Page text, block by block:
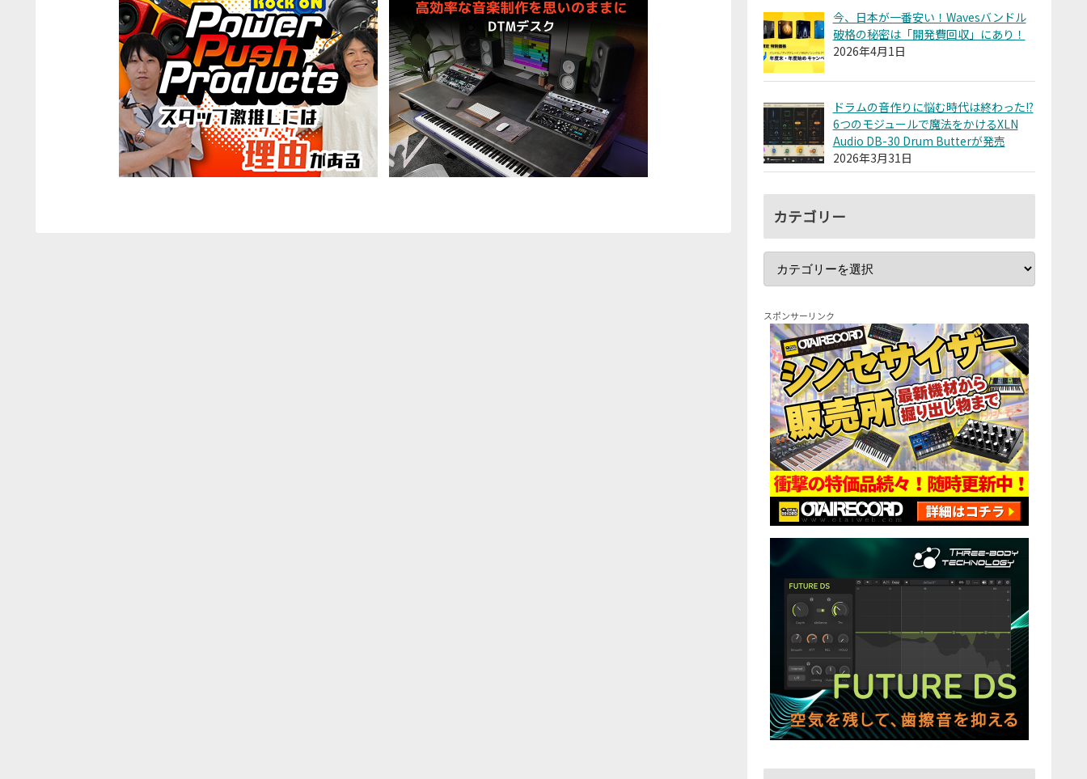
今、日本が一番安い！Wavesバンドル
破格の秘密は「開発費回収」にあり！
2026年4月1日
ドラムの音作りに悩む時代は終わった!?
6つのモジュールで魔法をかけるXLN
Audio DB-30 Drum Butterが発売
2026年3月31日
カテゴリー
スポンサーリンク